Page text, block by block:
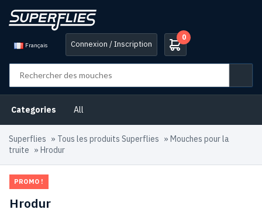
Français Connexion / Inscription
0
Categories All
Superflies » Tous les produits Superflies » Mouches pour la
truite » Hrodur
PROMO !
Hrodur